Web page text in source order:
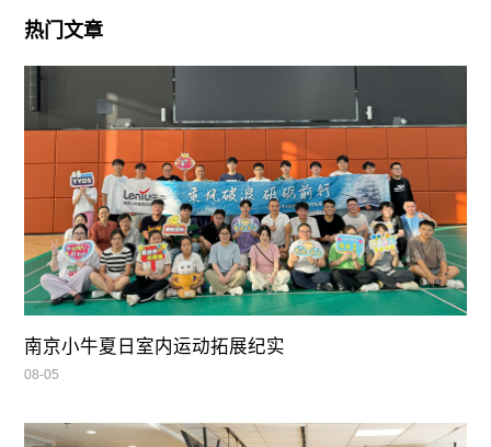
热门文章
南京小牛夏日室内运动拓展纪实
08-05